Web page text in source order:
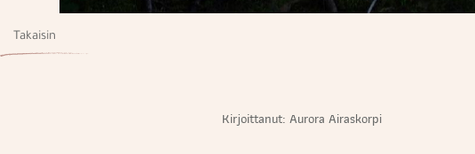
Takaisin
Kirjoittanut: Aurora Airaskorpi